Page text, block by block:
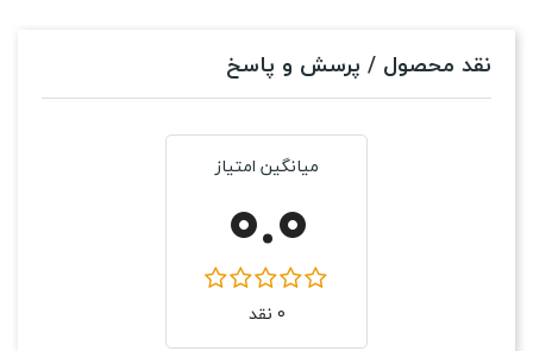
نقد محصول / پرسش و پاسخ
میانگین امتیاز
0.0
0 نقد